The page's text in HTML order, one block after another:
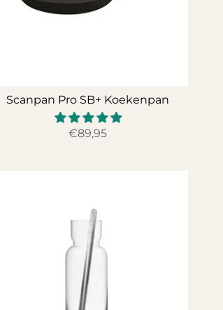
Scanpan Pro SB+ Koekenpan
€89,95